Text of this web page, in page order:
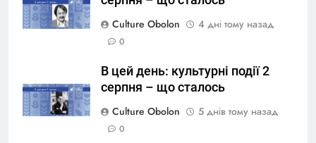
Culture Obolon
4 дні тому назад
0
В цей день: культурні події 2
серпня – що сталось
Culture Obolon
5 днів тому назад
0